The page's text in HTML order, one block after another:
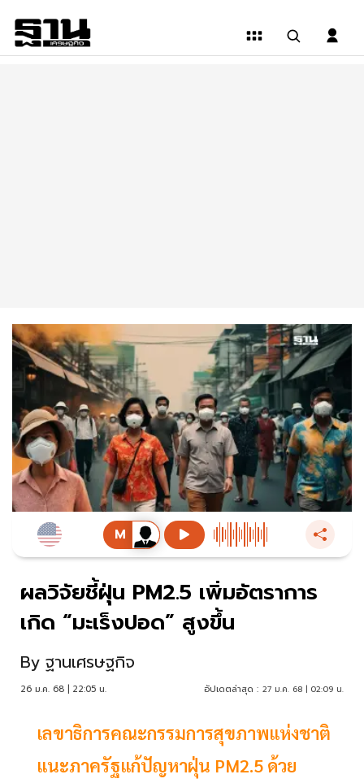
ผลวิจัยชี้ฝุ่น PM2.5 เพิ่มอัตราการ
เกิด “มะเร็งปอด” สูงขึ้น
By ฐานเศรษฐกิจ
26 ม.ค. 68 | 22:05 น. อัปเดตล่าสุด : 27 ม.ค. 68 | 02:09 น.
เลขาธิการคณะกรรมการสุขภาพแห่งชาติ
แนะภาครัฐแก้ปัญหาฝุ่น PM2.5 ด้วย